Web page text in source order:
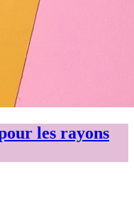
les rayons